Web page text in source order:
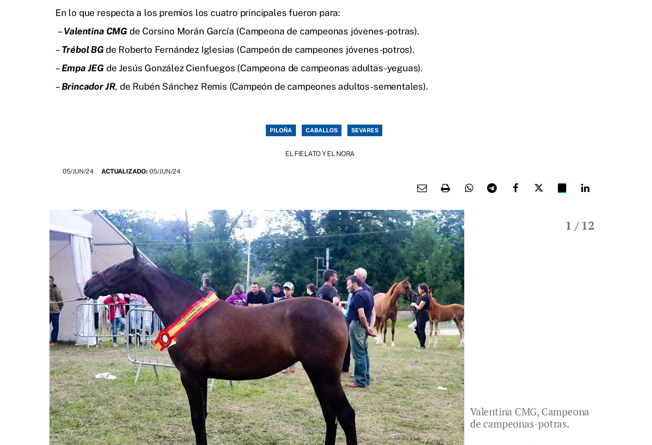
En lo que respecta a los premios los cuatro principales fueron para:
–Valentina CMGde Corsino Morán García (Campeona de campeonas jóvenes-potras).
–Trébol BG de Roberto Fernández Iglesias (Campeón de campeones jóvenes-potros).
–Empa JEG de Jesús González Cienfuegos (Campeona de campeonas adultas-yeguas).
–Brincador JR, de Rubén Sánchez Remis (Campeón de campeones adultos-sementales).
PILOÑA CABALLOS SEVARES
EL FIELATO Y EL NORA
05/JUN/24 ACTUALIZADO: 05/JUN/24
1 / 12
Valentina CMG, Campeona
de campeonas-potras.